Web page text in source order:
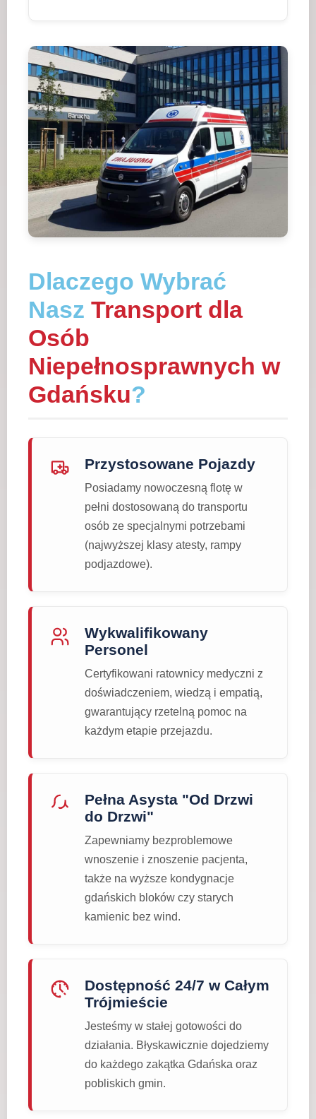
Dlaczego Wybrać
Nasz Transport dla
Osób
Niepełnosprawnych w
Gdańsku?
Przystosowane Pojazdy
Posiadamy nowoczesną flotę w
pełni dostosowaną do transportu
osób ze specjalnymi potrzebami
(najwyższej klasy atesty, rampy
podjazdowe).
Wykwalifikowany
Personel
Certyfikowani ratownicy medyczni z
doświadczeniem, wiedzą i empatią,
gwarantujący rzetelną pomoc na
każdym etapie przejazdu.
Pełna Asysta "Od Drzwi
do Drzwi"
Zapewniamy bezproblemowe
wnoszenie i znoszenie pacjenta,
także na wyższe kondygnacje
gdańskich bloków czy starych
kamienic bez wind.
Dostępność 24/7 w Całym
Trójmieście
Jesteśmy w stałej gotowości do
działania. Błyskawicznie dojedziemy
do każdego zakątka Gdańska oraz
pobliskich gmin.